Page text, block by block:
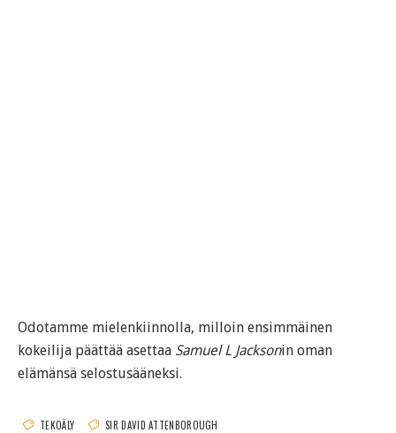
Odotamme mielenkiinnolla, milloin ensimmäinen
kokeilija päättää asettaa Samuel L Jacksonin oman
elämänsä selostusääneksi.
TEKOÄLY SIR DAVID ATTENBOROUGH